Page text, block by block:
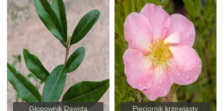
Głogownik Dawida
Pięciornik krzewiasty